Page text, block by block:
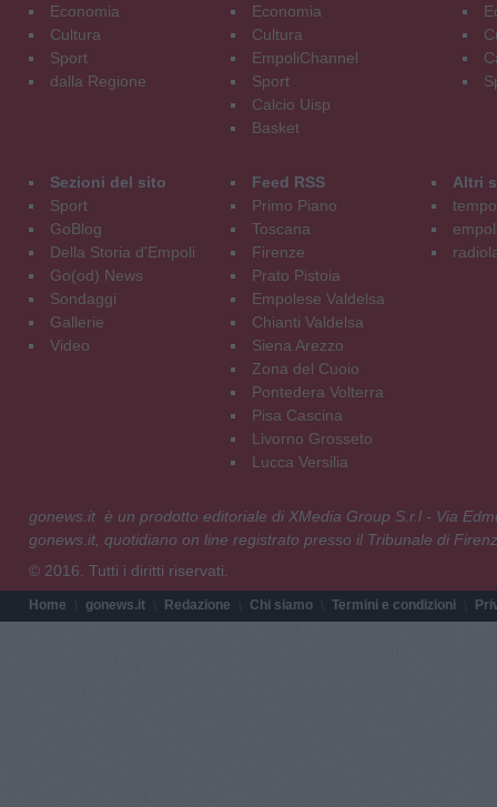
Economia
Cultura
Sport
dalla Regione
Economia
Cultura
EmpoliChannel
Sport
Calcio Uisp
Basket
Sezioni del sito
Sport
GoBlog
Della Storia d'Empoli
Go(od) News
Sondaggi
Gallerie
Video
Feed RSS
Primo Piano
Toscana
Firenze
Prato Pistoia
Empolese Valdelsa
Chianti Valdelsa
Siena Arezzo
Zona del Cuoio
Pontedera Volterra
Pisa Cascina
Livorno Grosseto
Lucca Versilia
Altri
gonews.it è un prodotto editoriale di XMedia Group S.r.l - Via
gonews.it, quotidiano on line registrato presso il Tribunale di
© 2016. Tutti i diritti riservati.
Home gonews.it Redazione Chi siamo Termini e condizioni